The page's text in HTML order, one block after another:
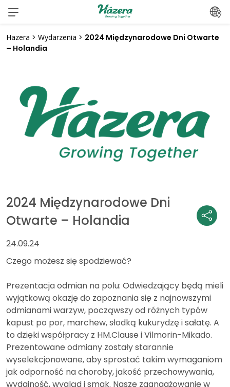
Przeskocz
do
Hazera > Wydarzenia > 2024 Międzynarodowe Dni Otwarte
– Holandia
2024 Międzynarodowe Dni
Otwarte – Holandia
24.09.24
Czego możesz się spodziewać?
Prezentacja odmian na polu: Odwiedzający będą mieli
wyjątkową okazję do zapoznania się z najnowszymi
odmianami warzyw, począwszy od różnych typów
kapust po por, marchew, słodką kukurydzę i sałatę. A
to dzięki współpracy z HM.Clause i Vilmorin-Mikado.
Prezentowane odmiany zostały starannie
wyselekcjonowane, aby sprostać takim wymaganiom
jak odporność na choroby, jakość przechowywania,
wydajność, wygląd i smak. Nasze zaangażowanie w